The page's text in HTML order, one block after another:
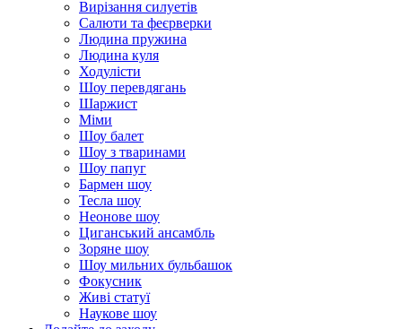
Вирізання силуетів
Салюти та феєрверки
Людина пружина
Людина куля
Ходулісти
Шоу перевдягань
Шаржист
Міми
Шоу балет
Шоу з тваринами
Шоу папуг
Бармен шоу
Тесла шоу
Неонове шоу
Циганський ансамбль
Зоряне шоу
Шоу мильних бульбашок
Фокусник
Живі статуї
Наукове шоу